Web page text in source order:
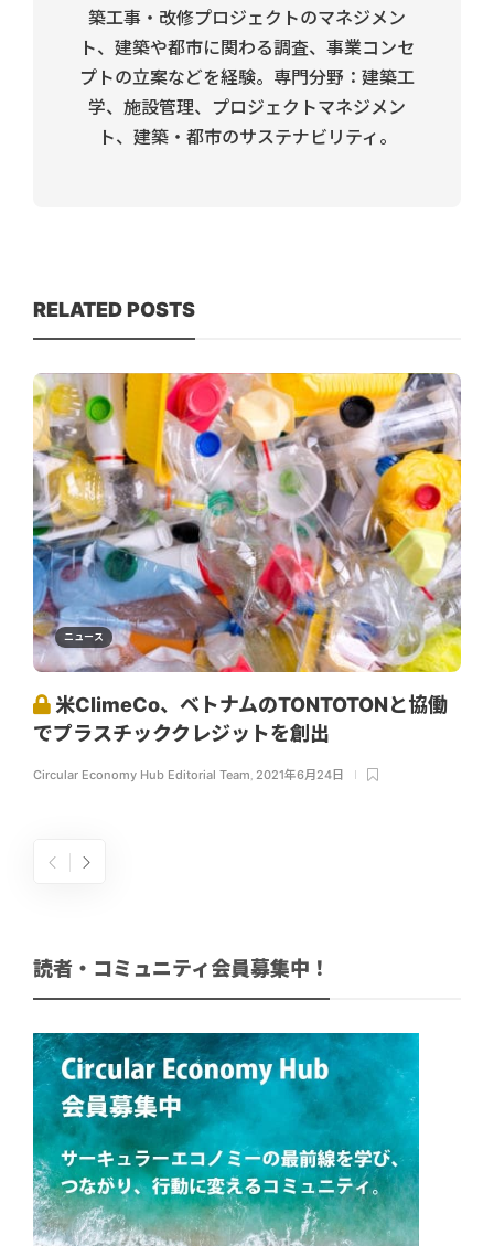
築工事・改修プロジェクトのマネジメン
ト、建築や都市に関わる調査、事業コンセ
プトの立案などを経験。専門分野：建築工
学、施設管理、プロジェクトマネジメン
ト、建築・都市のサステナビリティ。
RELATED POSTS
ニュース
米ClimeCo、ベトナムのTONTOTONと協働
でプラスチッククレジットを創出
Circular Economy Hub Editorial Team, 2021年6月24日
読者・コミュニティ会員募集中！